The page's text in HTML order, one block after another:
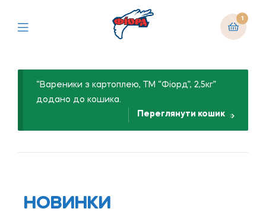
1
“Вареники з картоплею, ТМ “Фіорд”, 2,5кг”
додано до кошика.
Переглянути кошик
НОВИНКИ